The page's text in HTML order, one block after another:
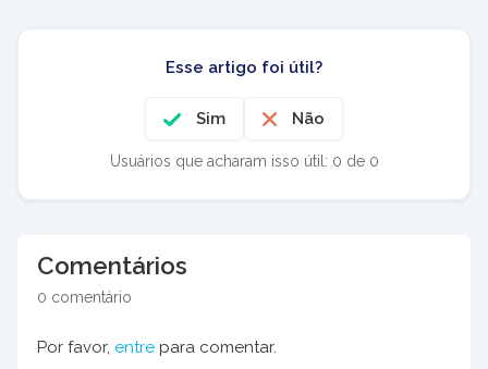
Esse artigo foi útil?
Sim Não
Usuários que acharam isso útil: 0 de 0
Comentários
0 comentário
Por favor, entre para comentar.